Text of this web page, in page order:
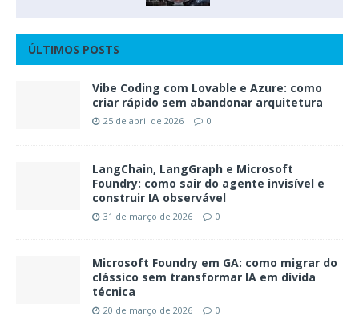
ÚLTIMOS POSTS
Vibe Coding com Lovable e Azure: como
criar rápido sem abandonar arquitetura
25 de abril de 2026 0
LangChain, LangGraph e Microsoft
Foundry: como sair do agente invisível e
construir IA observável
31 de março de 2026 0
Microsoft Foundry em GA: como migrar do
clássico sem transformar IA em dívida
técnica
20 de março de 2026 0